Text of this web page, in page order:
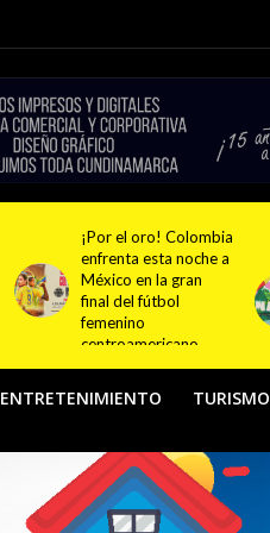
Festival NATUR 2026
pondrá en el centro
del debate el turismo
responsable y
sostenible con
actividades en
Bogotá y Guasca
ENTRETENIMIENTO TURISMO